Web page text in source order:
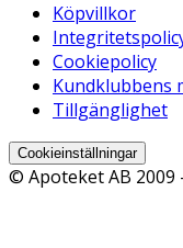
Köpvillkor
Cookiepolicy
Kundklubbens
Tillgänglighet
Cookieinställningar
© Apoteket AB 2009